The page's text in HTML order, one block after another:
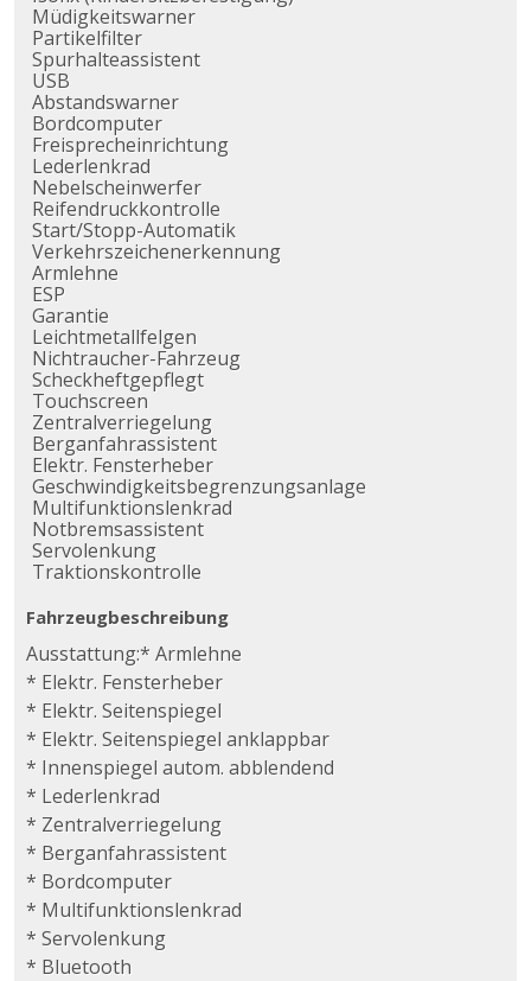
Müdigkeitswarner
Partikelfilter
Spurhalteassistent
USB
Abstandswarner
Bordcomputer
Freisprecheinrichtung
Lederlenkrad
Nebelscheinwerfer
Reifendruckkontrolle
Start/Stopp-Automatik
Verkehrszeichenerkennung
Armlehne
ESP
Garantie
Leichtmetallfelgen
Nichtraucher-Fahrzeug
Scheckheftgepflegt
Touchscreen
Zentralverriegelung
Berganfahrassistent
Elektr. Fensterheber
Geschwindigkeitsbegrenzungsanlage
Multifunktionslenkrad
Notbremsassistent
Servolenkung
Traktionskontrolle
Fahrzeugbeschreibung
Ausstattung:* Armlehne
* Elektr. Fensterheber
* Elektr. Seitenspiegel
* Elektr. Seitenspiegel anklappbar
* Innenspiegel autom. abblendend
* Lederlenkrad
* Zentralverriegelung
* Berganfahrassistent
* Bordcomputer
* Multifunktionslenkrad
* Servolenkung
* Bluetooth